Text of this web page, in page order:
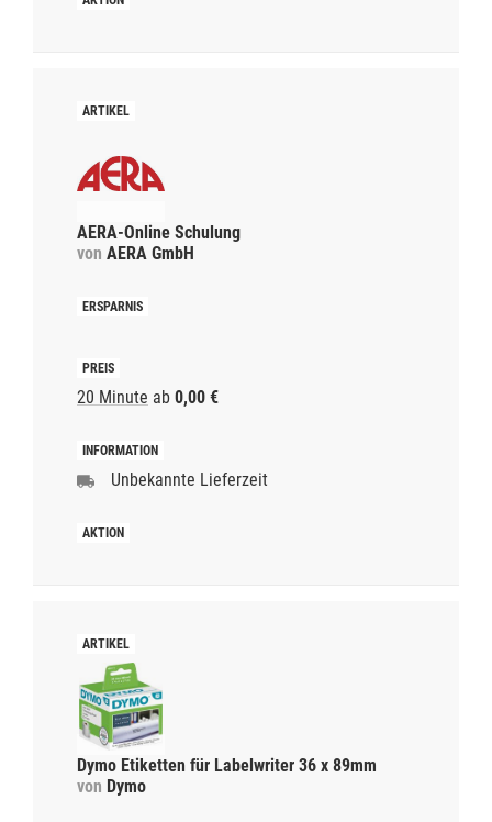
AERA-Online Schulung
von AERA GmbH
20 Minute ab 0,00 €
Unbekannte Lieferzeit
Dymo Etiketten für Labelwriter 36 x 89mm
von Dymo